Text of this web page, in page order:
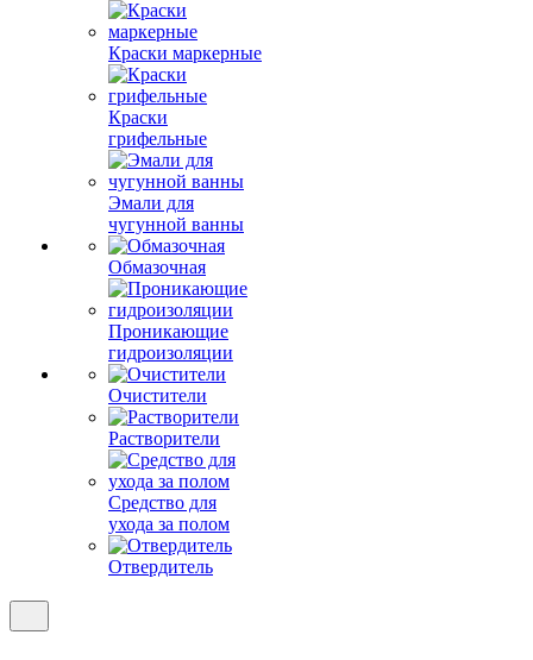
Краски маркерные
Краски
грифельные
Эмали для
чугунной ванны
Обмазочная
Проникающие
гидроизоляции
Очистители
Растворители
Средство для
ухода за полом
Отвердитель